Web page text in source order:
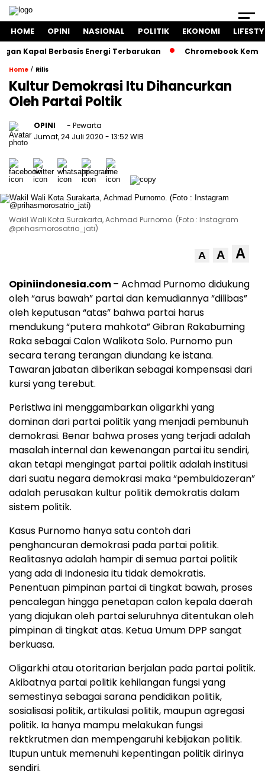
HOME OPINI NASIONAL POLITIK EKONOMI
Kapal Berbasis Energi Terbarukan Chromebook
Home / Rilis
Kultur Demokrasi Itu Dihancurkan
Oleh Partai Poltik
OPINI
- Pewarta
Jumat, 24 Juli 2020 - 13:52 WIB
Wakil Wali Kota Surakarta, Achmad Purnomo. (Foto : Instagram
@prihasmorosatrio_jati)
A A A
Opiniindonesia.com– Achmad Purnomo didukung
oleh “arus bawah” partai dan kemudiannya “dilibas”
oleh keputusan “atas” bahwa partai harus
mendukung “putera mahkota” Gibran Rakabuming
Raka sebagai Calon Walikota Solo. Purnomo pun
secara terang terangan diundang ke istana.
Tawaran jabatan diberikan sebagai kompensasi dari
kursi yang terebut.
Peristiwa ini menggambarkan oligarkhi yang
dominan dari partai politik yang menjadi pembunuh
demokrasi. Benar bahwa proses yang terjadi adalah
masalah internal dan kewenangan partai itu sendiri,
akan tetapi mengingat partai politik adalah institusi
dari suatu negara demokrasi maka “pembuldozeran”
adalah perusakan kultur politik demokratis dalam
sistem politik.
Kasus Purnomo hanya satu contoh dari
penghancuran demokrasi pada partai politik.
Realitasnya adalah hampir di semua partai politik
yang ada di Indonesia itu tidak demokratis.
Penentuan pimpinan partai di tingkat bawah, proses
pencalegan hingga penetapan calon kepala daerah
yang diajukan oleh partai seluruhnya ditentukan oleh
pimpinan di tingkat atas. Ketua Umum DPP sangat
berkuasa.
Oligarkhi atau otoritarian berjalan pada partai politik.
Akibatnya partai politik kehilangan fungsi yang
semestinya sebagai sarana pendidikan politik,
sosialisasi politik, artikulasi politik, maupun agregasi
politik. Ia hanya mampu melakukan fungsi
rektkrutmen dan mempengaruhi kebijakan politik.
Itupun untuk memenuhi kepentingan politik dirinya
sendiri.